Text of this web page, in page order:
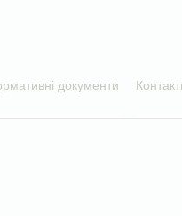
документи